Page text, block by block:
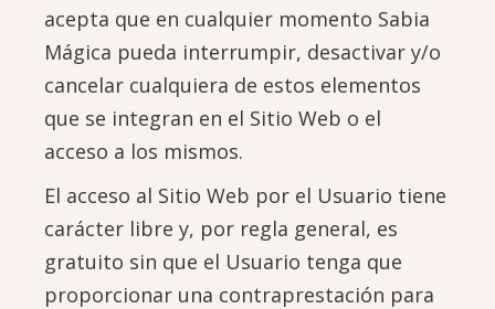
acepta que en cualquier momento Sabia
Mágica pueda interrumpir, desactivar y/o
cancelar cualquiera de estos elementos
que se integran en el Sitio Web o el
acceso a los mismos.
El acceso al Sitio Web por el Usuario tiene
carácter libre y, por regla general, es
gratuito sin que el Usuario tenga que
proporcionar una contraprestación para